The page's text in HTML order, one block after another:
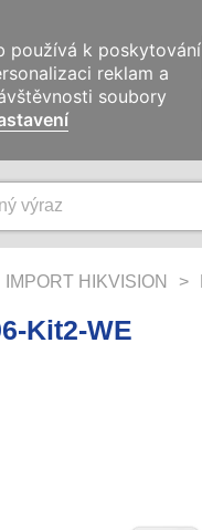
KATEGORIE
IMPORT HIKVISION >
Kit2-WE
používá k poskytování
reklam a
soubory